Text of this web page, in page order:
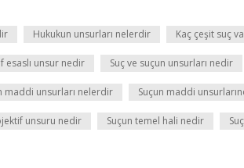
Hukukun unsurları nelerdir Kaç çeşit suç
esaslı unsur nedir Suç ve suçun unsurları nedir
maddi unsurları nelerdir Suçun maddi
unsuru nedir Suçun temel hali nedir